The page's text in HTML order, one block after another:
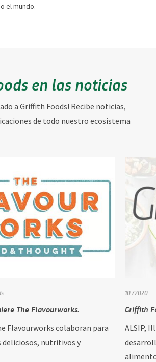
el mundo.
en las noticias
a Griffith Foods! Recibe noticias,
de todo nuestro ecosistema
The Flavourworks.
Flavourworks colaboran para
nutritivos y
10.7.2020
Griffith
ALSIP,